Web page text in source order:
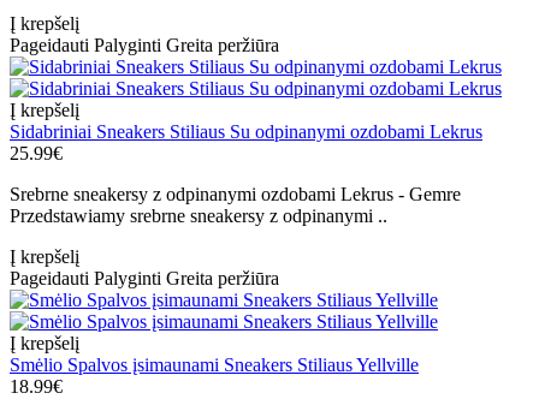
Į krepšelį
Pageidauti Palyginti Greita peržiūra
Į krepšelį
Sidabriniai Sneakers Stiliaus Su odpinanymi ozdobami Lekrus
25.99€
Srebrne sneakersy z odpinanymi ozdobami Lekrus - Gemre
Przedstawiamy srebrne sneakersy z odpinanymi ..
Į krepšelį
Pageidauti Palyginti Greita peržiūra
Į krepšelį
Smėlio Spalvos įsimaunami Sneakers Stiliaus Yellville
18.99€